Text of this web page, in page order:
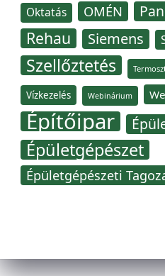
Oktatás OMÉN
Rehau Siemens
Szellőztetés
Vízkezelés Webinárium
Építőipar
Épületgépészet
Épületgépészeti